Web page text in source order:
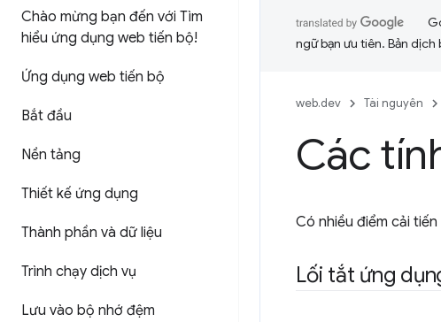
Chào mừng bạn đến với Tìm
hiểu ứng dụng web tiến bộ!
Ứng dụng web tiến bộ
Bắt đầu
Nền tảng
Thiết kế ứng dụng
Thành phần và dữ liệu
Trình chạy dịch vụ
Lưu vào bộ nhớ đệm
ngữ bạn ưu tiên. Bản dịch
web.dev Tài nguyên
Các
Có nhiều điểm cải
Lối tắt ứng